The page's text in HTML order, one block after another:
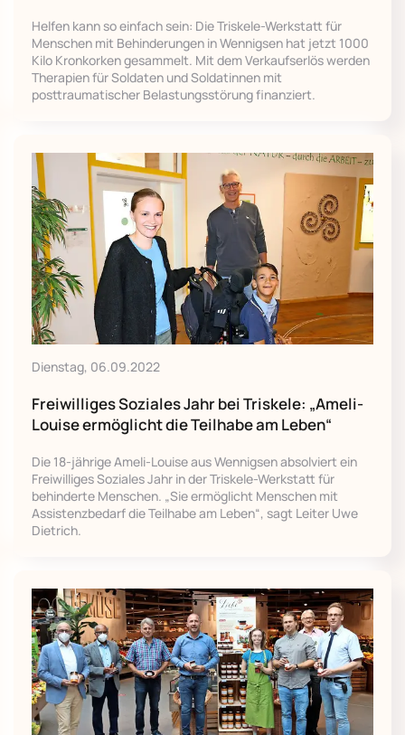
Helfen kann so einfach sein: Die Triskele-Werkstatt für
Menschen mit Behinderungen in Wennigsen hat jetzt 1000
Kilo Kronkorken gesammelt. Mit dem Verkaufserlös werden
Therapien für Soldaten und Soldatinnen mit
posttraumatischer Belastungsstörung finanziert.
Dienstag, 06.09.2022
Freiwilliges Soziales Jahr bei Triskele: „Ameli-
Louise ermöglicht die Teilhabe am Leben“
Die 18-jährige Ameli-Louise aus Wennigsen absolviert ein
Freiwilliges Soziales Jahr in der Triskele-Werkstatt für
behinderte Menschen. „Sie ermöglicht Menschen mit
Assistenzbedarf die Teilhabe am Leben“, sagt Leiter Uwe
Dietrich.